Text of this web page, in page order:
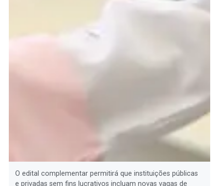
O edital complementar permitirá que instituições públicas
e privadas sem fins lucrativos incluam novas vagas de